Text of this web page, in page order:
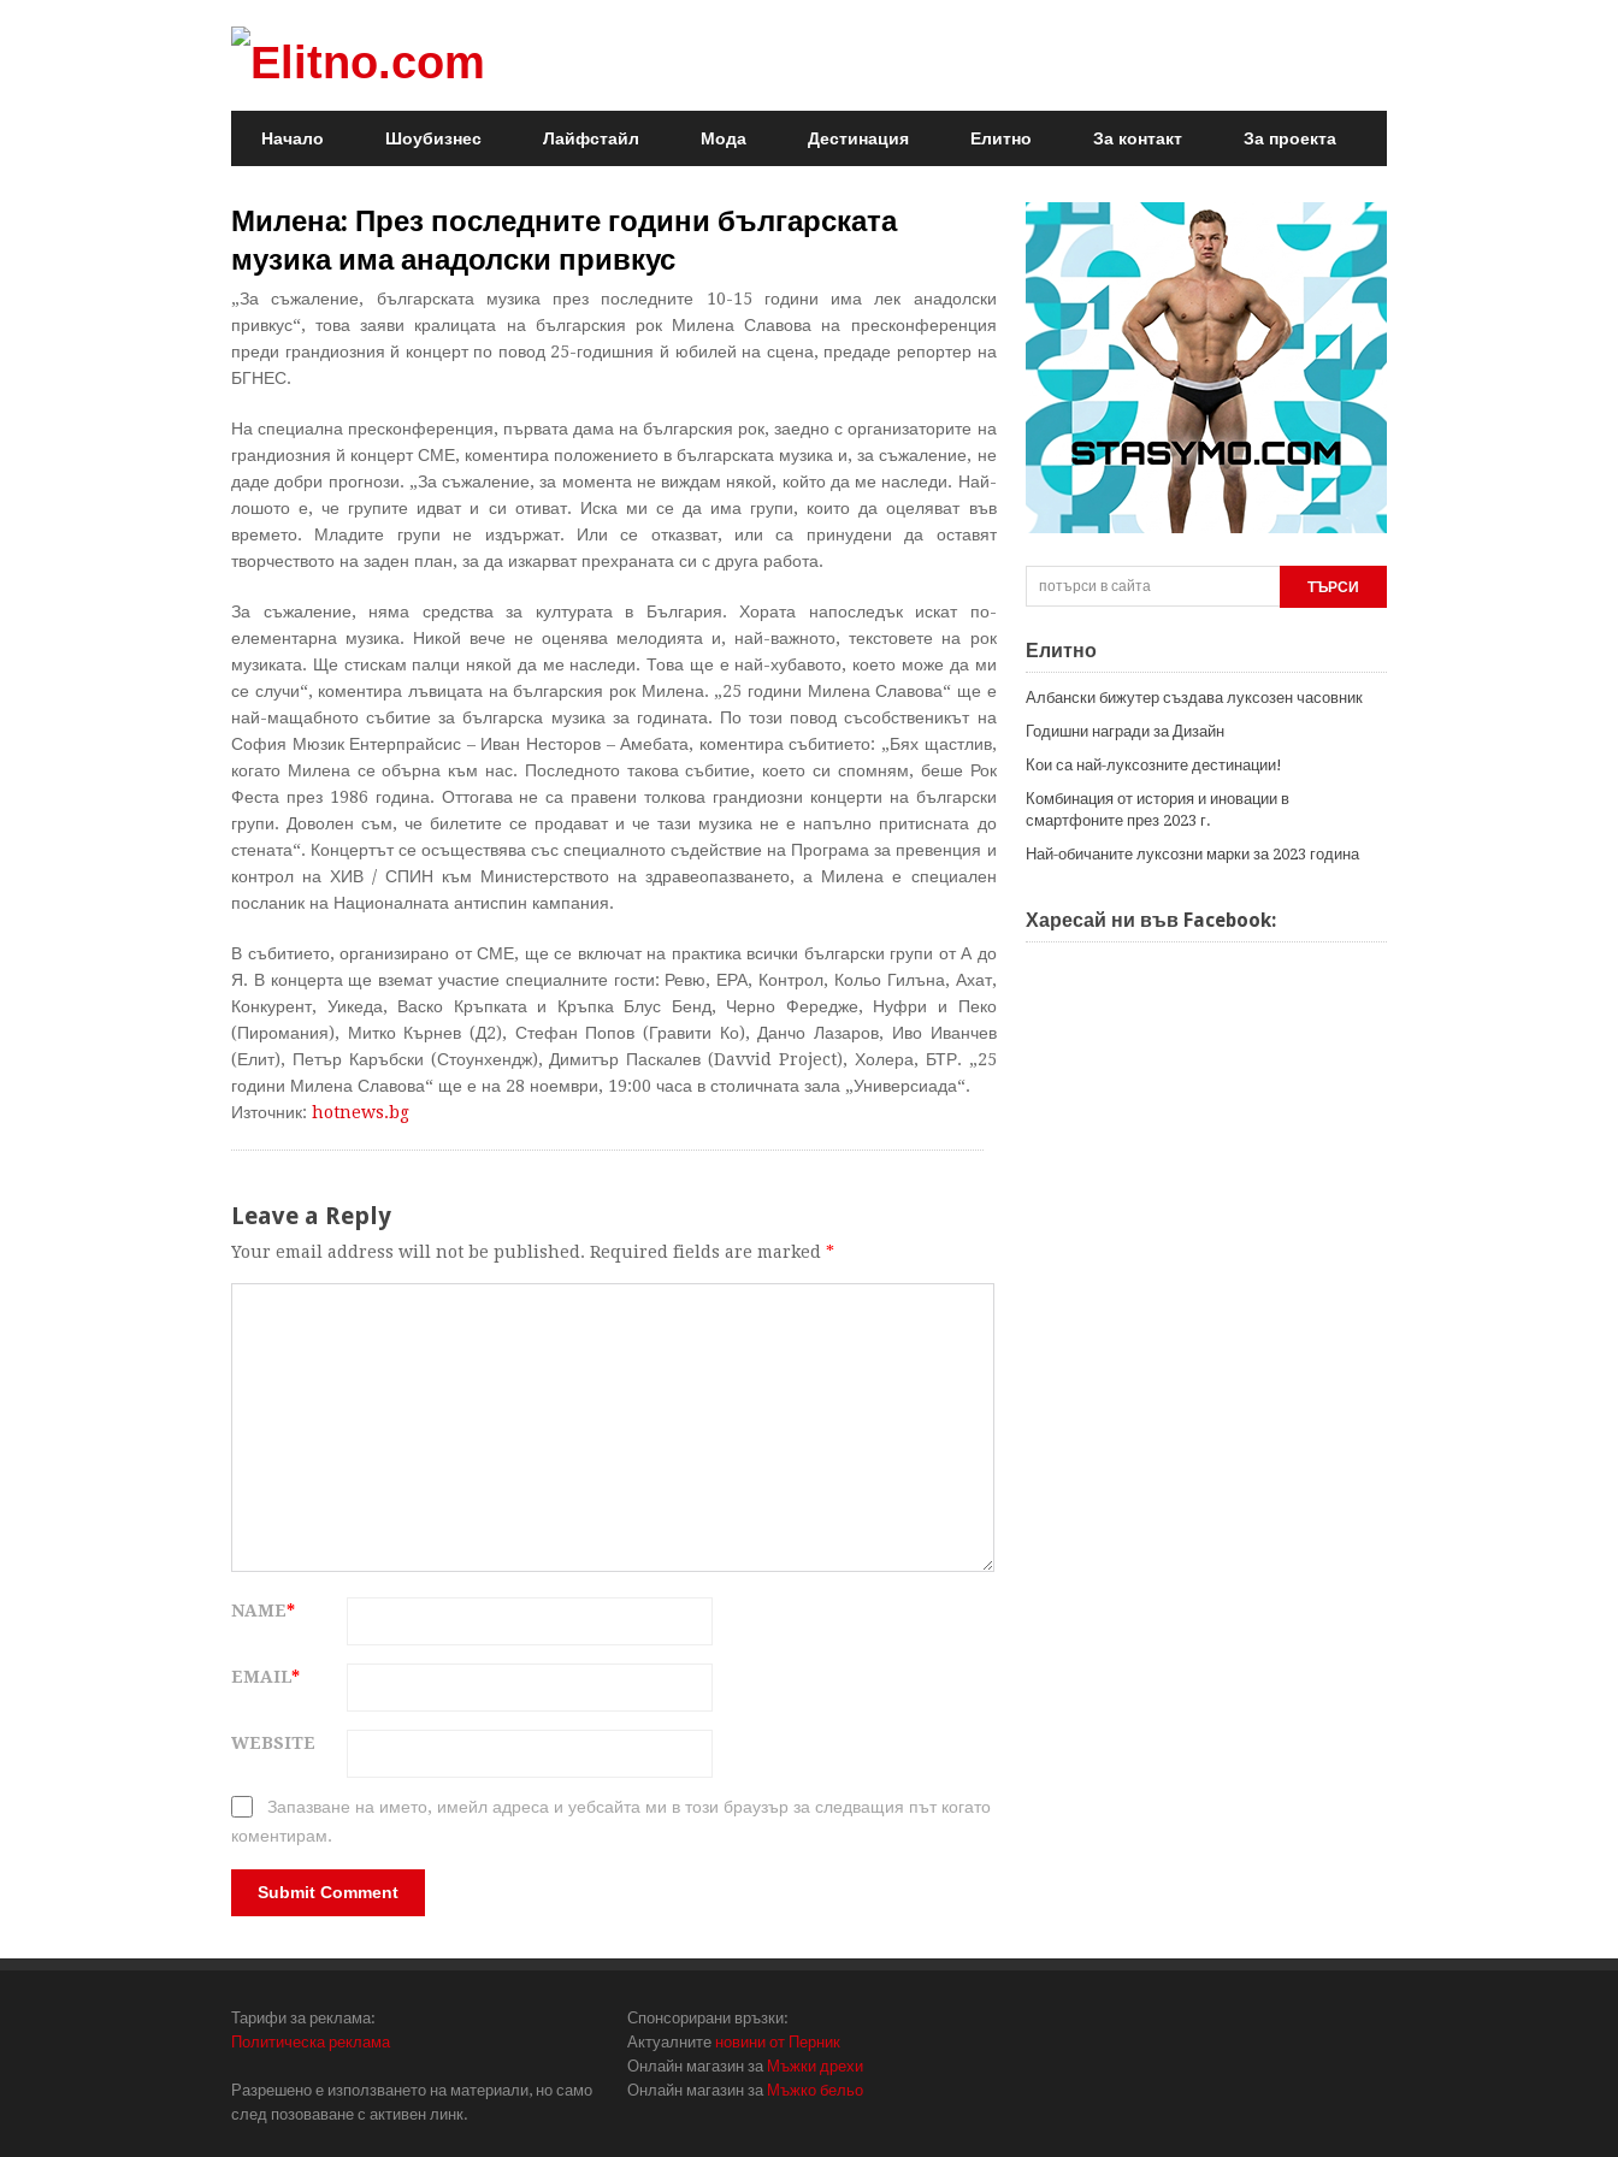
Начало Шоубизнес Лайфстайл Мода Дестинация Елитно За контакт За проекта
Милена: През последните години българската
музика има анадолски привкус
„За съжаление, българската музика през последните 10-15 години има лек анадолски
привкус“, това заяви кралицата на българския рок Милена Славова на пресконференция
преди грандиозния й концерт по повод 25-годишния й юбилей на сцена, предаде репортер на
БГНЕС.
На специална пресконференция, първата дама на българския рок, заедно с организаторите на
грандиозния й концерт СМЕ, коментира положението в българската музика и, за съжаление, не
даде добри прогнози. „За съжаление, за момента не виждам някой, който да ме наследи. Най-
лошото е, че групите идват и си отиват. Иска ми се да има групи, които да оцеляват във
времето. Младите групи не издържат. Или се отказват, или са принудени да оставят
творчеството на заден план, за да изкарват прехраната си с друга работа.
За съжаление, няма средства за културата в България. Хората напоследък искат по-
елементарна музика. Никой вече не оценява мелодията и, най-важното, текстовете на рок
музиката. Ще стискам палци някой да ме наследи. Това ще е най-хубавото, което може да ми
се случи“, коментира лъвицата на българския рок Милена. „25 години Милена Славова“ ще е
най-мащабното събитие за българска музика за годината. По този повод съсобственикът на
София Мюзик Ентерпрайсис – Иван Несторов – Амебата, коментира събитието: „Бях щастлив,
когато Милена се обърна към нас. Последното такова събитие, което си спомням, беше Рок
Феста през 1986 година. Оттогава не са правени толкова грандиозни концерти на български
групи. Доволен съм, че билетите се продават и че тази музика не е напълно притисната до
стената“. Концертът се осъществява със специалното съдействие на Програма за превенция и
контрол на ХИВ / СПИН към Министерството на здравеопазването, а Милена е специален
посланик на Националната антиспин кампания.
В събитието, организирано от СМЕ, ще се включат на практика всички български групи от А до
Я. В концерта ще вземат участие специалните гости: Ревю, ЕРА, Контрол, Кольо Гилъна, Ахат,
Конкурент, Уикеда, Васко Кръпката и Кръпка Блус Бенд, Черно Фередже, Нуфри и Пеко
(Пиромания), Митко Кърнев (Д2), Стефан Попов (Гравити Ко), Данчо Лазаров, Иво Иванчев
(Елит), Петър Каръбски (Стоунхендж), Димитър Паскалев (Davvid Project), Холера, БТР. „25
години Милена Славова“ ще е на 28 ноември, 19:00 часа в столичната зала „Универсиада“.
Източник: hotnews.bg
Leave a Reply
Your email address will not be published. Required fields are marked *
NAME*
EMAIL*
WEBSITE
Запазване на името, имейл адреса и уебсайта ми в този браузър за следващия път когато
коментирам.
Елитно
Албански бижутер създава луксозен часовник
Годишни награди за Дизайн
Кои са най-луксозните дестинации!
Комбинация от история и иновации в
смартфоните през 2023 г.
Най-обичаните луксозни марки за 2023 година
Харесай ни във Facebook:
Тарифи за реклама:
Политическа реклама
Разрешено е използването на материали, но само
след позоваване с активен линк.
Спонсорирани връзки:
Актуалните новини от Перник
Онлайн магазин за Мъжки дрехи
Онлайн магазин за Мъжко бельо